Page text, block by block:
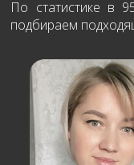
По статистике в
подбираем